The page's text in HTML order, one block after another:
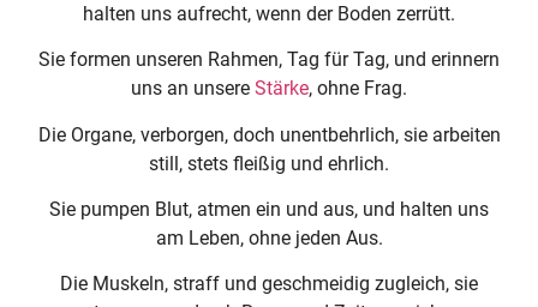
halten uns aufrecht, wenn der Boden zerrütt.
Sie formen unseren Rahmen, Tag für Tag, und erinnern
uns an unsere Stärke, ohne Frag.
Die Organe, verborgen, doch unentbehrlich, sie arbeiten
still, stets fleißig und ehrlich.
Sie pumpen Blut, atmen ein und aus, und halten uns
am Leben, ohne jeden Aus.
Die Muskeln, straff und geschmeidig zugleich, sie